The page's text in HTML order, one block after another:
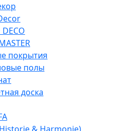
DECO
покрытия
полы
доска